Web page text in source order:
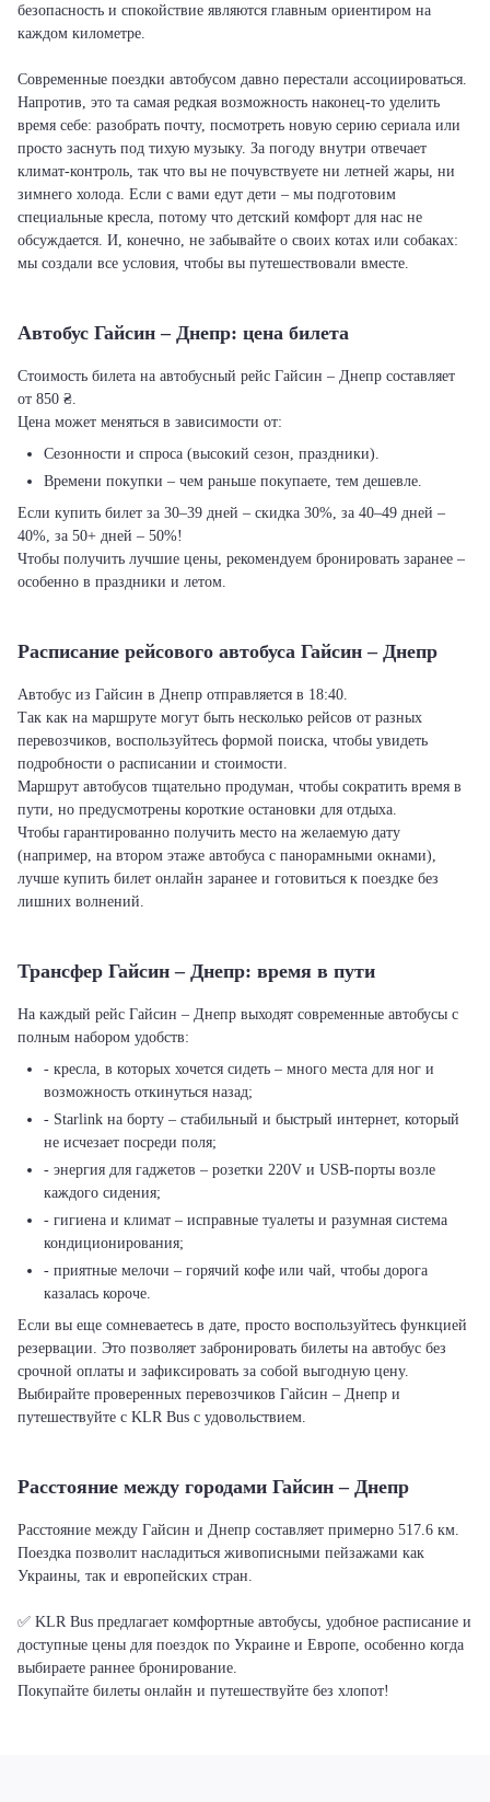
безопасность и спокойствие являются главным ориентиром на
каждом километре.
Современные поездки автобусом давно перестали ассоциироваться.
Напротив, это та самая редкая возможность наконец-то уделить
время себе: разобрать почту, посмотреть новую серию сериала или
просто заснуть под тихую музыку. За погоду внутри отвечает
климат-контроль, так что вы не почувствуете ни летней жары, ни
зимнего холода. Если с вами едут дети – мы подготовим
специальные кресла, потому что детский комфорт для нас не
обсуждается. И, конечно, не забывайте о своих котах или собаках:
мы создали все условия, чтобы вы путешествовали вместе.
Автобус Гайсин – Днепр: цена билета
Стоимость билета на автобусный рейс Гайсин – Днепр составляет
от 850 ₴.
Цена может меняться в зависимости от:
Сезонности и спроса (высокий сезон, праздники).
Времени покупки – чем раньше покупаете, тем дешевле.
Если купить билет за 30–39 дней – скидка 30%, за 40–49 дней –
40%, за 50+ дней – 50%!
Чтобы получить лучшие цены, рекомендуем бронировать заранее –
особенно в праздники и летом.
Расписание рейсового автобуса Гайсин – Днепр
Автобус из Гайсин в Днепр отправляется в 18:40.
Так как на маршруте могут быть несколько рейсов от разных
перевозчиков, воспользуйтесь формой поиска, чтобы увидеть
подробности о расписании и стоимости.
Маршрут автобусов тщательно продуман, чтобы сократить время в
пути, но предусмотрены короткие остановки для отдыха.
Чтобы гарантированно получить место на желаемую дату
(например, на втором этаже автобуса с панорамными окнами),
лучше купить билет онлайн заранее и готовиться к поездке без
лишних волнений.
Трансфер Гайсин – Днепр: время в пути
На каждый рейс Гайсин – Днепр выходят современные автобусы с
полным набором удобств:
- кресла, в которых хочется сидеть – много места для ног и
возможность откинуться назад;
- Starlink на борту – стабильный и быстрый интернет, который
не исчезает посреди поля;
- энергия для гаджетов – розетки 220V и USB-порты возле
каждого сидения;
- гигиена и климат – исправные туалеты и разумная система
кондиционирования;
- приятные мелочи – горячий кофе или чай, чтобы дорога
казалась короче.
Если вы еще сомневаетесь в дате, просто воспользуйтесь функцией
резервации. Это позволяет забронировать билеты на автобус без
срочной оплаты и зафиксировать за собой выгодную цену.
Выбирайте проверенных перевозчиков Гайсин – Днепр и
путешествуйте с KLR Bus с удовольствием.
Расстояние между городами Гайсин – Днепр
Расстояние между Гайсин и Днепр составляет примерно 517.6 км.
Поездка позволит насладиться живописными пейзажами как
Украины, так и европейских стран.
✅ KLR Bus предлагает комфортные автобусы, удобное расписание и
доступные цены для поездок по Украине и Европе, особенно когда
выбираете раннее бронирование.
Покупайте билеты онлайн и путешествуйте без хлопот!